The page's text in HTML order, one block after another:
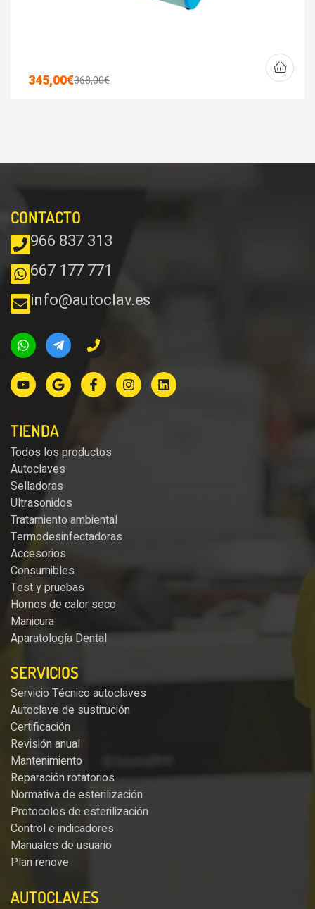
368,00€
345,00€
CONTACTO
966 837 313
667 177 771
info@autoclav.es
TIENDA
Todos los productos
Autoclaves
Selladoras
Ultrasonidos
Tratamiento ambiental
Termodesinfectadoras
Accesorios
Consumibles
Test y pruebas
Hornos de calor seco
Manicura
Aparatología Dental
SERVICIOS
Servicio Técnico autoclaves
Autoclave de sustitución
Certificación
Revisión anual
Mantenimiento
Reparación rotatorios
Normativa de esterilización
Protocolos de esterilización
Control e indicadores
Manuales de usuario
Plan renove
AUTOCLAV.ES